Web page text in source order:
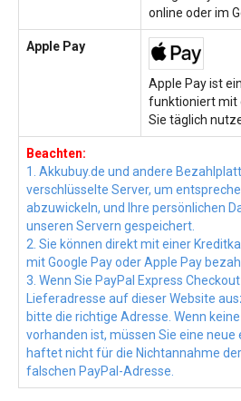
online oder im
Apple Pay
Apple Pay ist
funktioniert mit
Sie täglich
Beachten:
1. Akkubuy.de und andere
verschlüsselte Server, um
abzuwickeln, und Ihre persönlichen
unseren Servern gespeichert.
2. Sie können direkt mit einer
mit Google Pay oder Apple Pay
3. Wenn Sie PayPal Express
Lieferadresse auf dieser Website
bitte die richtige Adresse. Wenn
vorhanden ist, müssen Sie eine neue
haftet nicht für die Nichtannahme
falschen PayPal-Adresse.